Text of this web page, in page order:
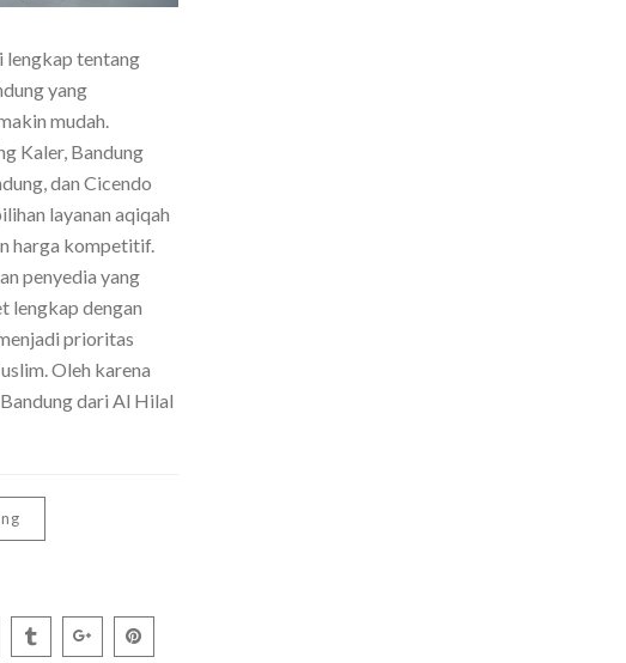
tentang
yang
mudah.
Kaler, Bandung
dan Cicendo
layanan aqiqah
harga kompetitif.
penyedia yang
lengkap dengan
prioritas
Oleh karena
dari Al Hilal